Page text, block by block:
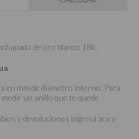
de oro blanco 18k.
en mm de diámetro interno. Para
un anillo que te quede
y devoluciones ingresá aca y